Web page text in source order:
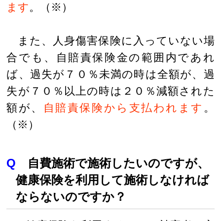
ます。（※）
また、人身傷害保険に入っていない場
合でも、自賠責保険金の範囲内であれ
ば、過失が７０％未満の時は全額が、過
失が７０％以上の時は２０％減額された
額が、
自賠責保険から支払われます 。
（※）
Q 自費施術で施術したいのですが、
健康保険を利用して施術しなければ
ならないのですか？